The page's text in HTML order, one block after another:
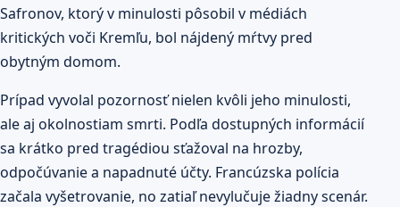
Safronov, ktorý v minulosti pôsobil v médiách
kritických voči Kremľu, bol nájdený mŕtvy pred
obytným domom.
Prípad vyvolal pozornosť nielen kvôli jeho minulosti,
ale aj okolnostiam smrti. Podľa dostupných informácií
sa krátko pred tragédiou sťažoval na hrozby,
odpočúvanie a napadnuté účty. Francúzska polícia
začala vyšetrovanie, no zatiaľ nevylučuje žiadny scenár.